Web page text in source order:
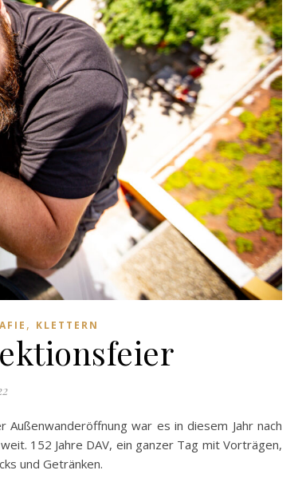
, KLETTERN
war es in diesem Jahr nach
152 Jahre DAV, ein ganzer Tag mit Vorträgen,
und Getränken.